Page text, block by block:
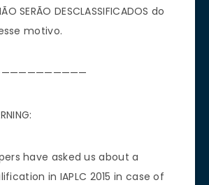
SERÃO DESCLASSIFICADOS do
motivo.
have asked us about a
in IAPLC 2015 in case of